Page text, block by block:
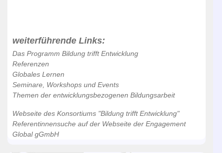
weiterführende Links:
Das Programm Bildung trifft Entwicklung
Referenzen
Globales Lernen
Seminare, Workshops und Events
Themen der entwicklungsbezogenen Bildungsarbeit
Webseite des Konsortiums "Bildung trifft Entwicklung"
Referentinnensuche auf der Webseite der Engagement
Global gGmbH